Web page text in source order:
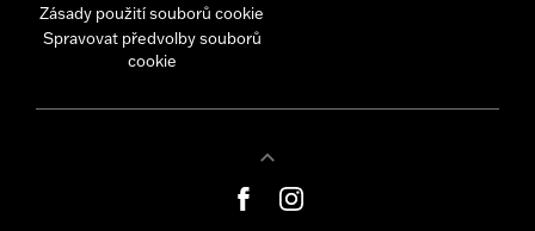
Zásady použití souborů cookie
Spravovat předvolby souborů
cookie